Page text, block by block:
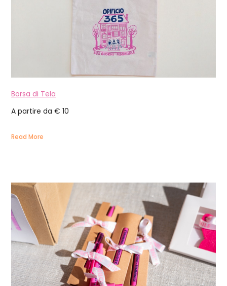
Borsa di Tela
A partire da € 10
Read More